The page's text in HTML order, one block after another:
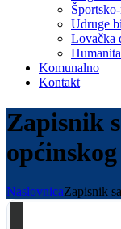
Udruge
Lovačka
Komunalno
Kontakt
Zapisnik
NaslovnicaZapisnik